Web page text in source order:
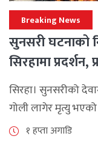
Breaking News
सुनसरी घटनाको
सिरहामा प्रदर्शन,
माग
सिरहा। सुनसरीको
गोली लागेर मृत्यु
नगरपालिका–८ पुरानो
१ हप्ता अगाडि